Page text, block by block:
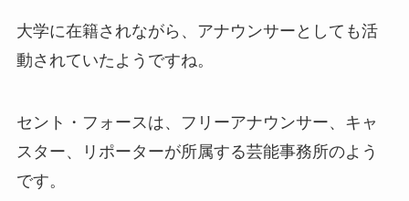
大学に在籍されながら、アナウンサーとしても活
動されていたようですね。
セント・フォースは、フリーアナウンサー、キャ
スター、リポーターが所属する芸能事務所のよう
です。